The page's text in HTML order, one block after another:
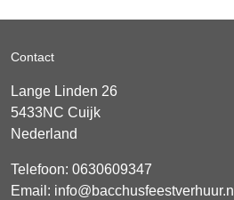
Contact
Lange Linden 26
5433NC Cuijk
Nederland
Telefoon: 0630609347
Email: info@bacchusfeestverhuur.nl